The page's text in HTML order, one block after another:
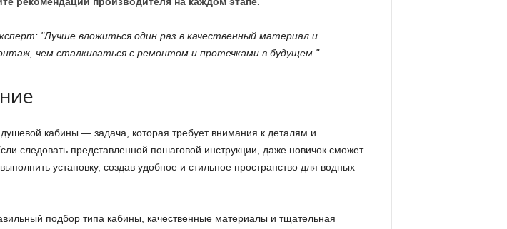
Лучше вложиться один раз в качественный материал и
чем сталкиваться с ремонтом и протечками в будущем.
кабины — задача, которая требует внимания к деталям и
следовать представленной пошаговой инструкции, даже новичок сможет
установку, создав удобное и стильное пространство для водных
подбор типа кабины, качественные материалы и тщательная